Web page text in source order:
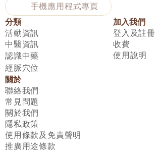
手機應用程式專頁
分類
活動資訊
中醫資訊
認識中藥
經脈穴位
加入我們
登入及註冊
收費
使用說明
關於
聯絡我們
常見問題
關於我們
隱私政策
使用條款及免責聲明
推廣用途條款